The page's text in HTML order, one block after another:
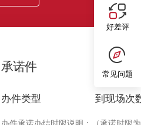
承诺件
办件类型
1
到现场次
好差评
常见问题